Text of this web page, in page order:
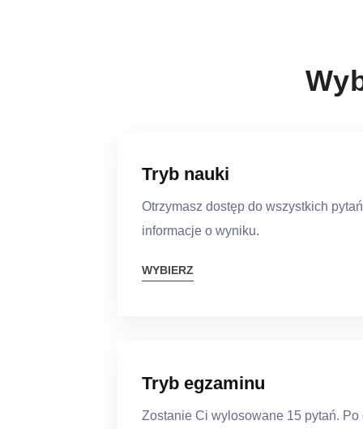
Tryb nauki
Otrzymasz dostęp do wszystkich
informacje o wyniku.
WYBIERZ
Tryb egzaminu
Zostanie Ci wylosowane 15 pytań.